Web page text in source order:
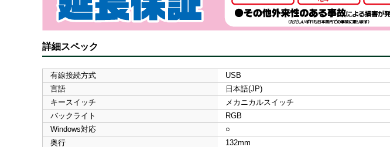
詳細スペック
有線接続方式 USB
言語
日本語(JP)
キースイッチ
メカニカルスイッチ
バックライト
RGB
Windows対応
○
奥行
132mm